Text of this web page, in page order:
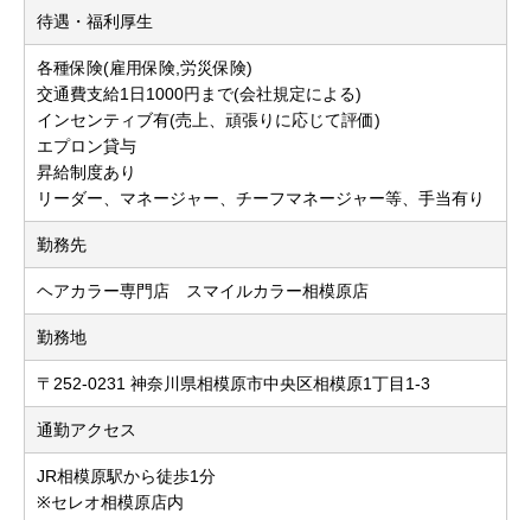
待遇・福利厚生
各種保険(雇用保険,労災保険)
交通費支給1日1000円まで(会社規定による)
インセンティブ有(売上、頑張りに応じて評価)
エプロン貸与
昇給制度あり
リーダー、マネージャー、チーフマネージャー等、手当有り
勤務先
ヘアカラー専門店 スマイルカラー相模原店
勤務地
〒252-0231 神奈川県相模原市中央区相模原1丁目1‐3
通勤アクセス
JR相模原駅から徒歩1分
※セレオ相模原店内